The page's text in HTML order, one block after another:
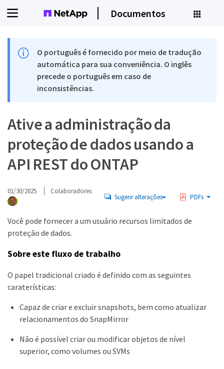
Documentos
O português é fornecido por meio de tradução
automática para sua conveniência. O inglês
precede o português em caso de
inconsistências.
Ative a administração da
proteção de dados usando a
API REST do ONTAP
01/30/2025 Colaboradores
Sugerir alterações PDFs
Você pode fornecer a um usuário recursos limitados de
proteção de dados.
Sobre este fluxo de trabalho
O papel tradicional criado é definido com as seguintes
caraterísticas:
Capaz de criar e excluir snapshots, bem como atualizar
relacionamentos do SnapMirror
Não é possível criar ou modificar objetos de nível
superior, como volumes ou SVMs